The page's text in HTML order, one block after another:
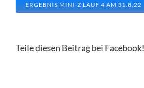
ERGEBNIS MINI-Z LAUF 4 AM 31.8.22
Teile diesen Beitrag bei Facebook!